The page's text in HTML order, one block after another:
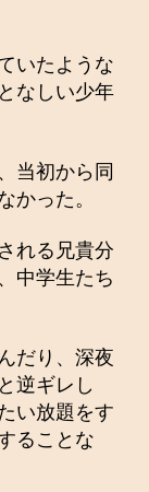
いたような
なしい少年
当初から同
かった。
れる兄貴分
中学生たち
だり、深夜
逆ギレし
い放題をす
ることな